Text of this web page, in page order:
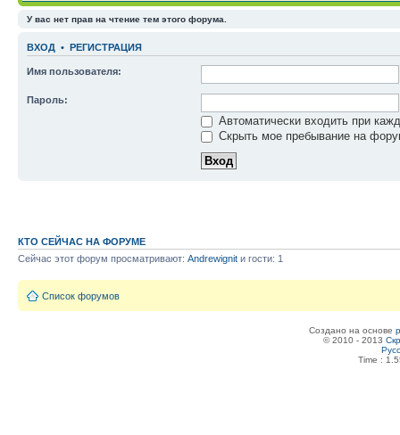
У вас нет прав на чтение тем этого форума.
ВХОД • РЕГИСТРАЦИЯ
Имя пользователя:
Пароль:
Автоматически входить при
Скрыть мое пребывание на
КТО СЕЙЧАС НА ФОРУМЕ
Сейчас этот форум просматривают: Andrewignit и гости: 1
Список форумов
Создано на основе
© 2010 - 2013
Time :